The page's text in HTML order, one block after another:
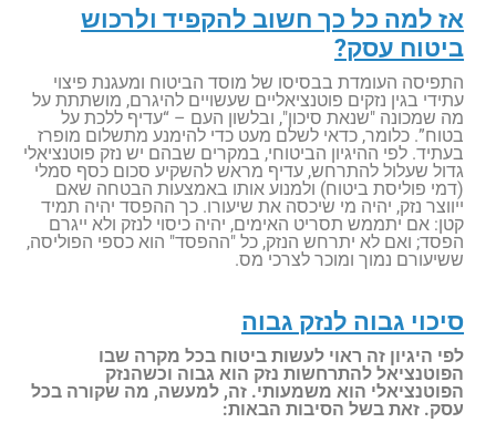
אז למה כל כך חשוב להקפיד ולרכוש
ביטוח עסק?
התפיסה העומדת בבסיסו של מוסד הביטוח ומעגנת פיצוי
עתידי בגין נזקים פוטנציאליים שעשויים להיגרם, מושתתת על
מה שמכונה "שנאת סיכון", ובלשון העם – “עדיף ללכת על
בטוח”. כלומר, כדאי לשלם מעט כדי להימנע מתשלום מופרז
בעתיד. לפי ההיגיון הביטוחי, במקרים שבהם יש נזק פוטנציאלי
גדול שעלול להתרחש, עדיף מראש להשקיע סכום כסף סמלי
(דמי פוליסת ביטוח) ולמנוע אותו באמצעות הבטחה שאם
ייווצר נזק, יהיה מי שיכסה את שיעורו. כך ההפסד יהיה תמיד
קטן: אם יתממש תסריט האימים, יהיה כיסוי לנזק ולא ייגרם
הפסד; ואם לא יתרחש הנזק, כל "ההפסד" הוא כספי הפוליסה,
ששיעורם נמוך ומוכר לצרכי מס.
סיכוי גבוה לנזק גבוה
לפי היגיון זה ראוי לעשות ביטוח בכל מקרה שבו
הפוטנציאל להתרחשות נזק הוא גבוה וכשהנזק
הפוטנציאלי הוא משמעותי. זה, למעשה, מה שקורה בכל
עסק. זאת בשל הסיבות הבאות: